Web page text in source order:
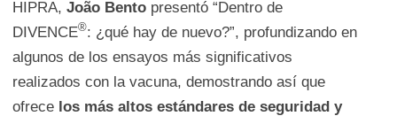
HIPRA, João Bentopresentó “Dentro de
DIVENCE®: ¿qué hay de nuevo?”, profundizando en
algunos de los ensayos más significativos
realizados con la vacuna, demostrando así que
ofrece los más altos estándares de seguridad y